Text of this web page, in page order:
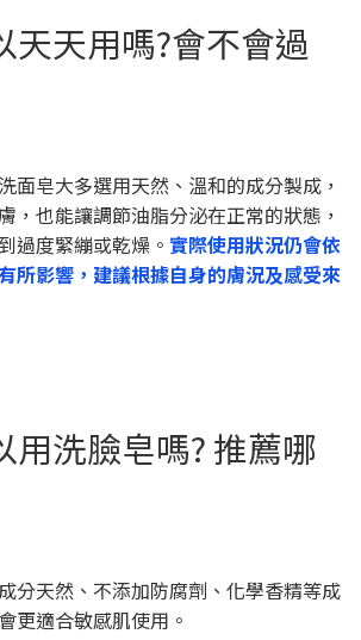
天天用嗎?會不會過
面皂大多選用天然、溫和的成分製成，
，也能讓調節油脂分泌在正常的狀態，
過度緊繃或乾燥。 實際使用狀況仍會依
所影響，建議根據自身的膚況及感受來
用洗臉皂嗎? 推薦哪
分天然、不添加防腐劑、化學香精等成
更適合敏感肌使用。